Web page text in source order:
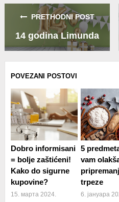
Facebook
PRETHODNI POST
14 godina Limunda
POVEZANI POSTOVI
Dobro informisani
= bolje zaštićeni!
Kako do sigurne
kupovine?
15. марта 2024.
5
vam
trpeze
6. јануара